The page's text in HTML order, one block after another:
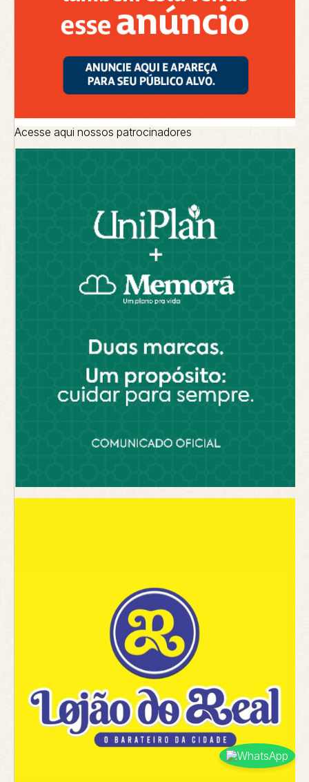
Acesse aqui nossos patrocinadores